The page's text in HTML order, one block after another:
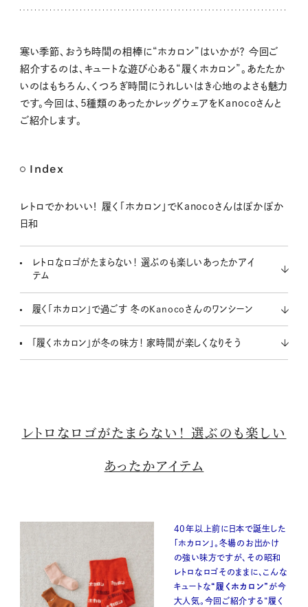
寒い季節、おうち時間の相棒に“ホカロン”はいかが？ 今回ご
紹介するのは、キュートな遊び心ある“履くホカロン”。あたたか
いのはもちろん、くつろぎ時間にうれしいはき心地のよさも魅力
です。今回は、5種類のあったかレッグウェアをKanocoさんと
ご紹介します。
Index
レトロでかわいい！ 履く「ホカロン」でKanocoさんはぽかぽか
日和
レトロなロゴがたまらない！ 選ぶのも楽しいあったかアイ
テム
履く「ホカロン」で過ごす 冬のKanocoさんのワンシーン
「履くホカロン」が冬の味方！ 家時間が楽しくなりそう
レトロなロゴがたまらない！ 選ぶのも楽しい
あったかアイテム
40年以上前に日本で誕生した
「ホカロン」。冬場のお出かけ
の強い味方ですが、その昭和
レトロなロゴそのままに、こんな
キュートな“履くホカロン” が今
大人気。今回ご紹介する“履く